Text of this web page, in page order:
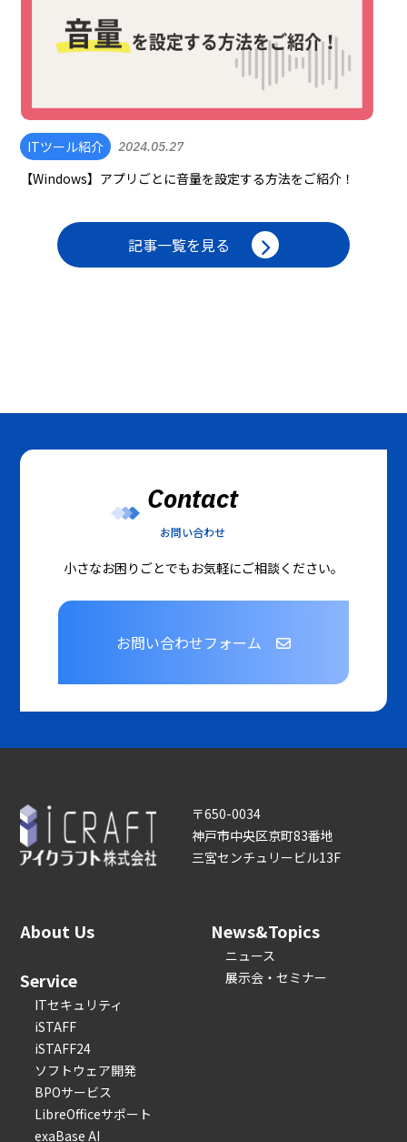
ITツール紹介 2024.05.27
【Windows】アプリごとに音量を設定する方法をご紹介！
記事一覧を見る
Contact
お問い合わせ
小さなお困りごとでもお気軽にご相談ください。
お問い合わせフォーム
〒650-0034
神戸市中央区京町83番地
三宮センチュリービル13F
About Us
Service
ITセキュリティ
iSTAFF
iSTAFF24
ソフトウェア開発
BPOサービス
LibreOfficeサポート
exaBase AI
News&Topics
ニュース
展示会・セミナー